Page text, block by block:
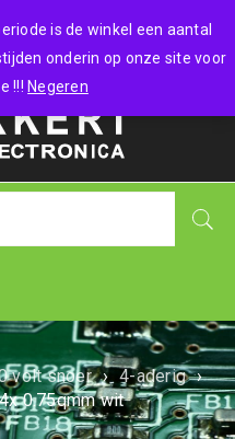
is de winkel een aantal
onderin op onze site voor
!!! Negeren
0 items - €0,00
volt snoer › 4-aderig ›
0.75qmm wit